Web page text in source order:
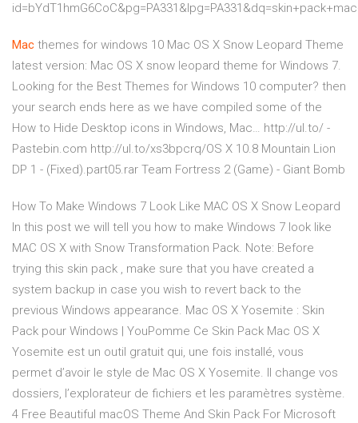
Mac themes for windows 10 Mac OS X Snow Leopard Theme
latest version: Mac OS X snow leopard theme for Windows 7.
Looking for the Best Themes for Windows 10 computer? then
your search ends here as we have compiled some of the
How to Hide Desktop icons in Windows, Mac… http://ul.to/ -
Pastebin.com http://ul.to/xs3bpcrq/OS X 10.8 Mountain Lion
DP 1 - (Fixed).part05.rar Team Fortress 2 (Game) - Giant Bomb
How To Make Windows 7 Look Like MAC OS X Snow Leopard
In this post we will tell you how to make Windows 7 look like
MAC OS X with Snow Transformation Pack. Note: Before
trying this skin pack , make sure that you have created a
system backup in case you wish to revert back to the
previous Windows appearance. Mac OS X Yosemite : Skin
Pack pour Windows | YouPomme Ce Skin Pack Mac OS X
Yosemite est un outil gratuit qui, une fois installé, vous
permet d’avoir le style de Mac OS X Yosemite. Il change vos
dossiers, l’explorateur de fichiers et les paramètres système.
4 Free Beautiful macOS Theme And Skin Pack For Microsoft